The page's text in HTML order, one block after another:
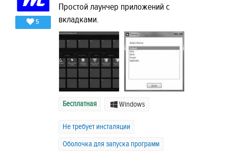
5
Простой лаунчер приложений с
вкладками.
Бесплатная Windows
Не требует инсталяции
Оболочка для запуска программ